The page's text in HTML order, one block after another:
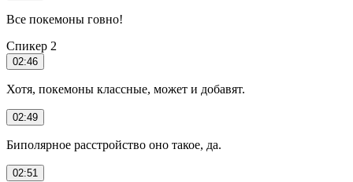
Все покемоны говно!
Спикер 2
02:46
Хотя, покемоны классные, может и добавят.
02:49
Биполярное расстройство оно такое, да.
02:51